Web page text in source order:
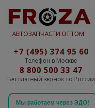
АВТОЗАПЧАСТИ ОПТОМ
+7 (495) 374 95 60
Телефон в Москве
8 800 500 33 47
Бесплатный звонок по России
Мы работаем через ЭДО!